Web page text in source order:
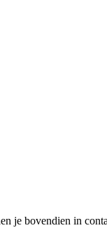
je bovendien in